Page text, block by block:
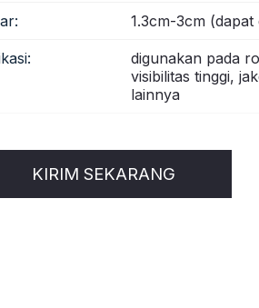
1.3cm-3cm (dapat
digunakan pada
visibilitas tinggi,
lainnya
KIRIM SEKARANG